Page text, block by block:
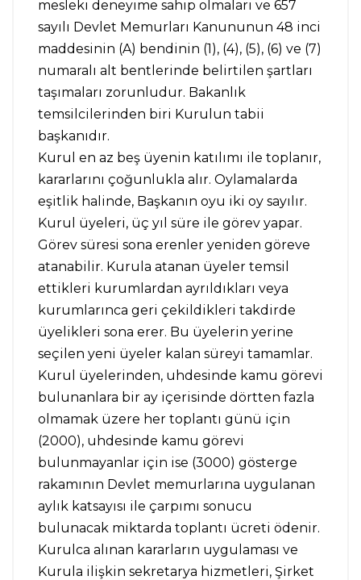
mesleki deneyime sahip olmaları ve 657
sayılı Devlet Memurları Kanununun 48 inci
maddesinin (A) bendinin (1), (4), (5), (6) ve (7)
numaralı alt bentlerinde belirtilen şartları
taşımaları zorunludur. Bakanlık
temsilcilerinden biri Kurulun tabii
başkanıdır.
Kurul en az beş üyenin katılımı ile toplanır,
kararlarını çoğunlukla alır. Oylamalarda
eşitlik halinde, Başkanın oyu iki oy sayılır.
Kurul üyeleri, üç yıl süre ile görev yapar.
Görev süresi sona erenler yeniden göreve
atanabilir. Kurula atanan üyeler temsil
ettikleri kurumlardan ayrıldıkları veya
kurumlarınca geri çekildikleri takdirde
üyelikleri sona erer. Bu üyelerin yerine
seçilen yeni üyeler kalan süreyi tamamlar.
Kurul üyelerinden, uhdesinde kamu görevi
bulunanlara bir ay içerisinde dörtten fazla
olmamak üzere her toplantı günü için
(2000), uhdesinde kamu görevi
bulunmayanlar için ise (3000) gösterge
rakamının Devlet memurlarına uygulanan
aylık katsayısı ile çarpımı sonucu
bulunacak miktarda toplantı ücreti ödenir.
Kurulca alınan kararların uygulaması ve
Kurula ilişkin sekretarya hizmetleri, Şirket